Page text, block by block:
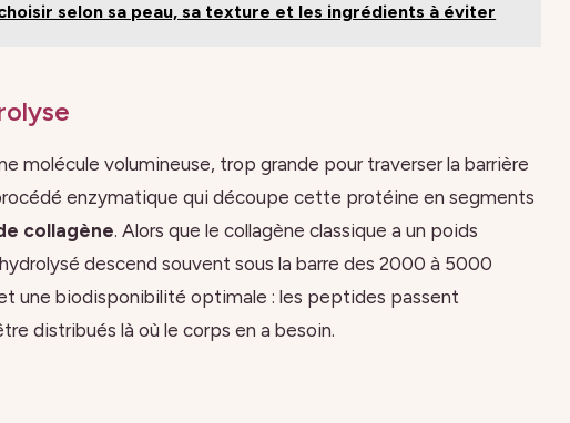
selon sa peau, sa texture et les ingrédients à éviter
molécule volumineuse, trop grande pour traverser la barrière
enzymatique qui découpe cette protéine en segments
collagène. Alors que le collagène classique a un poids
descend souvent sous la barre des 2000 à 5000
une biodisponibilité optimale : les peptides passent
distribués là où le corps en a besoin.